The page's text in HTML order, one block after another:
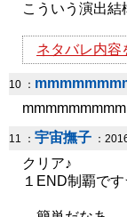
こういう演出結
ネタバレ内容
10 ：
mmmmmmmmm
11 ： 宇宙撫子 ：
クリア♪
１END制覇で